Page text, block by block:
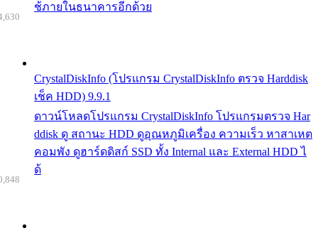
ช้ภายในธนาคารอีกด้วย
CrystalDiskInfo (โปรแกรม CrystalDiskInfo ตรวจ Harddisk
เช็ค HDD) 9.9.1
ดาวน์โหลดโปรแกรม CrystalDiskInfo โปรแกรมตรวจ Har
ddisk ดู สถานะ HDD ดูอุณหภูมิเครื่อง ความเร็ว หาสาเหต
คอมพัง ดูฮาร์ดดิสก์ SSD ทั้ง Internal และ External HDD ไ
ด้